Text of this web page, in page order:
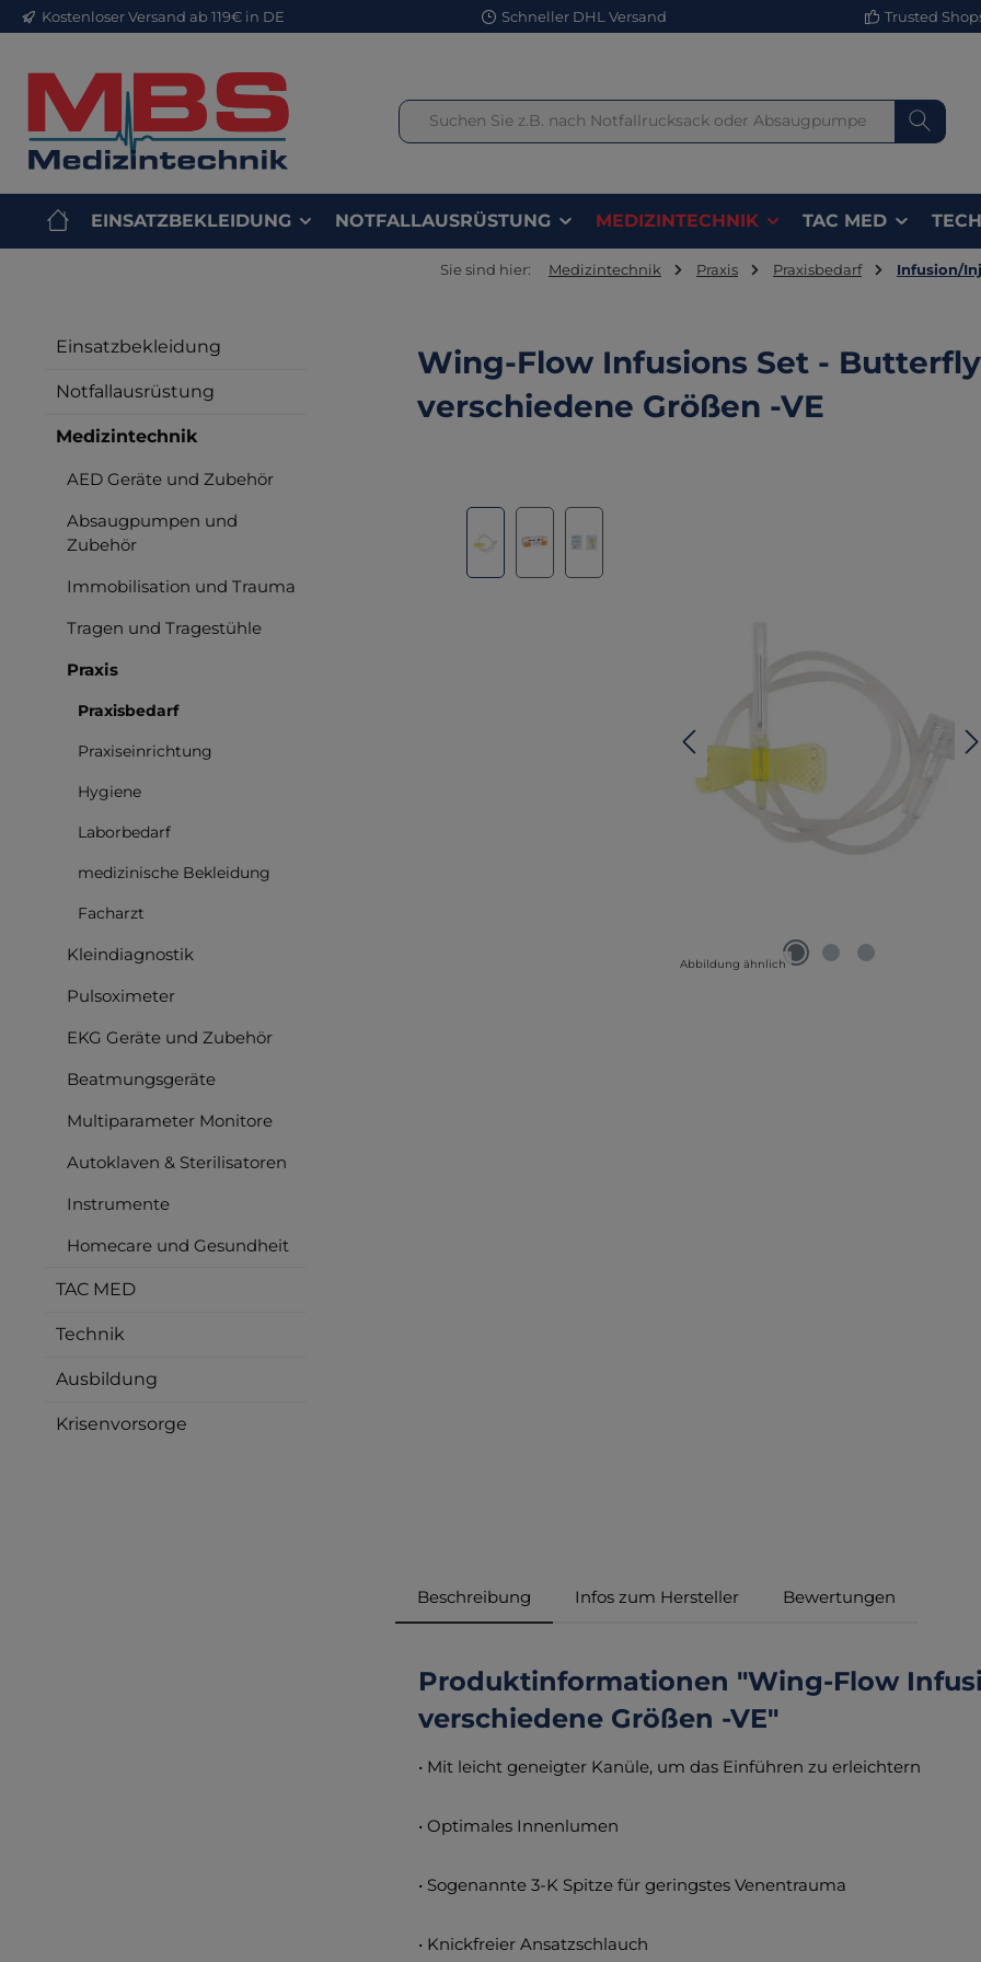
Hauptinhalt springen
Zur Suche springen
Zur Hauptnavigation springen
Kostenloser Versand ab 119€ in DE Schneller DHL Versand Trusted
EINSATZBEKLEIDUNG NOTFALLAUSRÜSTUNG MEDIZINTECHNIK TAC MED
Sie sind hier: Medizintechnik Praxis Praxisbedarf Infusion/
Einsatzbekleidung
Notfallausrüstung
Medizintechnik
AED Geräte und Zubehör
Absaugpumpen und
Zubehör
Immobilisation und Trauma
Tragen und Tragestühle
Praxis
Praxisbedarf
Praxiseinrichtung
Hygiene
Laborbedarf
medizinische Bekleidung
Facharzt
Kleindiagnostik
Pulsoximeter
EKG Geräte und Zubehör
Beatmungsgeräte
Multiparameter Monitore
Autoklaven & Sterilisatoren
Instrumente
Homecare und Gesundheit
TAC MED
Technik
Ausbildung
Krisenvorsorge
Wing-Flow Infusions Set -
verschiedene Größen -VE
Bildergalerie überspringen
Abbildung ähnlich
Beschreibung Infos zum Hersteller Bewertungen
Produktinformationen "Wing-Flow
verschiedene Größen -VE"
• Mit leicht geneigter Kanüle, um das Einführen zu erleichtern
• Optimales Innenlumen
• Sogenannte 3-K Spitze für geringstes Venentrauma
• Knickfreier Ansatzschlauch